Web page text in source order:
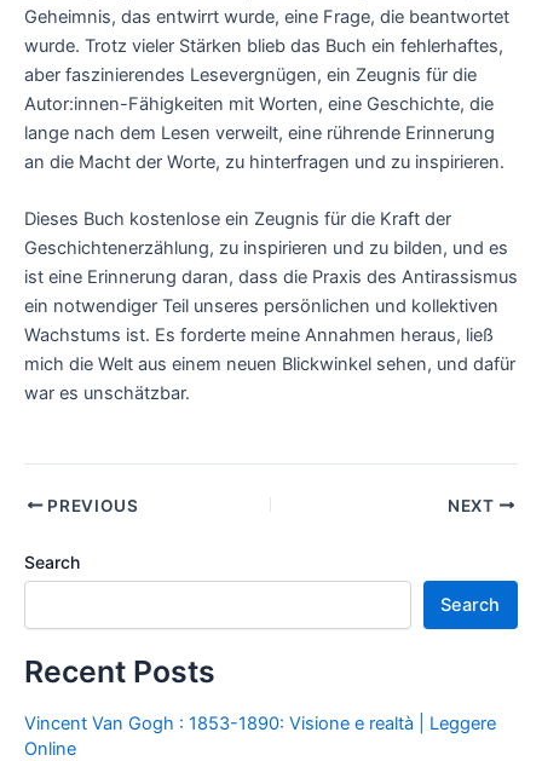
Geheimnis, das entwirrt wurde, eine Frage, die beantwortet
wurde. Trotz vieler Stärken blieb das Buch ein fehlerhaftes,
aber faszinierendes Lesevergnügen, ein Zeugnis für die
Autor:innen-Fähigkeiten mit Worten, eine Geschichte, die
lange nach dem Lesen verweilt, eine rührende Erinnerung
an die Macht der Worte, zu hinterfragen und zu inspirieren.
Dieses Buch kostenlose ein Zeugnis für die Kraft der
Geschichtenerzählung, zu inspirieren und zu bilden, und es
ist eine Erinnerung daran, dass die Praxis des Antirassismus
ein notwendiger Teil unseres persönlichen und kollektiven
Wachstums ist. Es forderte meine Annahmen heraus, ließ
mich die Welt aus einem neuen Blickwinkel sehen, und dafür
war es unschätzbar.
PREVIOUS NEXT
Search
Search
Recent Posts
Vincent Van Gogh : 1853-1890: Visione e realtà | Leggere
Online